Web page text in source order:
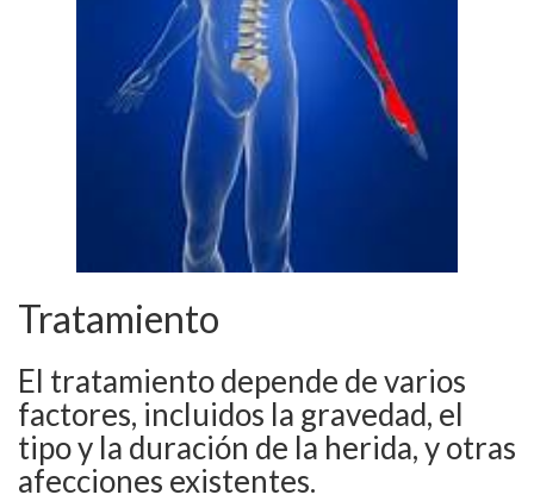
Tratamiento
El tratamiento depende de varios
factores, incluidos la gravedad, el
tipo y la duración de la herida, y otras
afecciones existentes.